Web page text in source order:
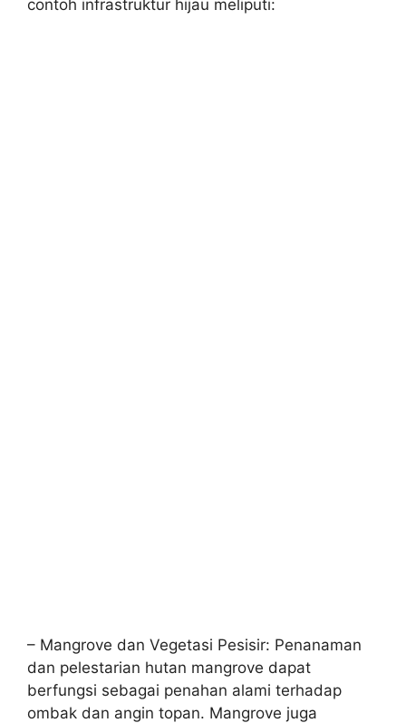
contoh infrastruktur hijau meliputi:
– Mangrove dan Vegetasi Pesisir: Penanaman
dan pelestarian hutan mangrove dapat
berfungsi sebagai penahan alami terhadap
ombak dan angin topan. Mangrove juga